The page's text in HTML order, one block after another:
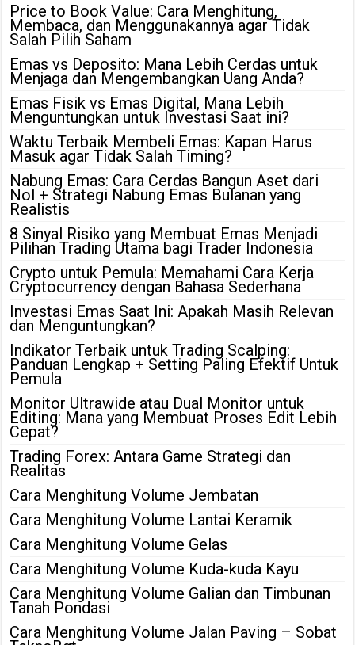
Price to Book Value: Cara Menghitung,
Membaca, dan Menggunakannya agar Tidak
Salah Pilih Saham
Emas vs Deposito: Mana Lebih Cerdas untuk
Menjaga dan Mengembangkan Uang Anda?
Emas Fisik vs Emas Digital, Mana Lebih
Menguntungkan untuk Investasi Saat ini?
Waktu Terbaik Membeli Emas: Kapan Harus
Masuk agar Tidak Salah Timing?
Nabung Emas: Cara Cerdas Bangun Aset dari
Nol + Strategi Nabung Emas Bulanan yang
Realistis
8 Sinyal Risiko yang Membuat Emas Menjadi
Pilihan Trading Utama bagi Trader Indonesia
Crypto untuk Pemula: Memahami Cara Kerja
Cryptocurrency dengan Bahasa Sederhana
Investasi Emas Saat Ini: Apakah Masih Relevan
dan Menguntungkan?
Indikator Terbaik untuk Trading Scalping:
Panduan Lengkap + Setting Paling Efektif Untuk
Pemula
Monitor Ultrawide atau Dual Monitor untuk
Editing: Mana yang Membuat Proses Edit Lebih
Cepat?
Trading Forex: Antara Game Strategi dan
Realitas
Cara Menghitung Volume Jembatan
Cara Menghitung Volume Lantai Keramik
Cara Menghitung Volume Gelas
Cara Menghitung Volume Kuda-kuda Kayu
Cara Menghitung Volume Galian dan Timbunan
Tanah Pondasi
Cara Menghitung Volume Jalan Paving – Sobat